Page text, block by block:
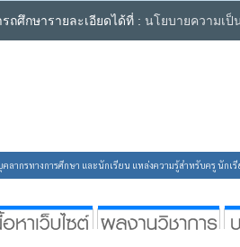
ศึกษารายละเอียดได้ที่ : นโยบายความเป็
ลากรทางการศึกษา และนักเรียน แหล่งความรู้สำหรับครู นัก